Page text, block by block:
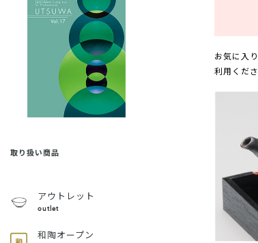
取り扱い商品
アウトレット
outlet
和陶オープン
お気に入
利用くださ